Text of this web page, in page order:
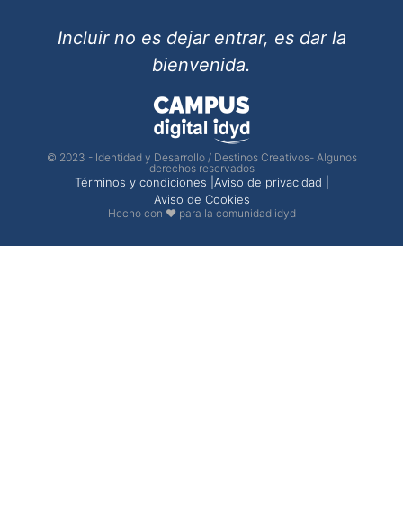
Incluir no es dejar entrar, es dar la
bienvenida.
© 2023 - Identidad y Desarrollo / Destinos Creativos- Algunos
derechos reservados
Términos y condiciones | Aviso de privacidad |
Aviso de Cookies
Hecho con ❤ para la comunidad idyd